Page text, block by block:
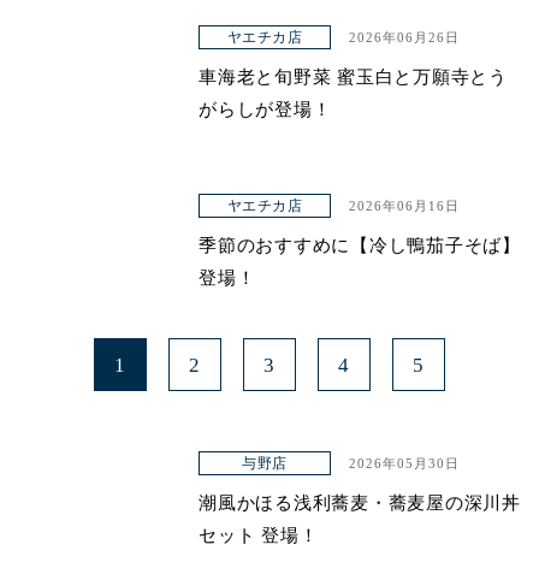
ヤエチカ店 2026年06月26日
車海老と旬野菜 蜜玉白と万願寺とう
がらしが登場！
ヤエチカ店 2026年06月16日
季節のおすすめに【冷し鴨茄子そば】
登場！
1 2 3 4 5
与野店 2026年05月30日
潮風かほる浅利蕎麦・蕎麦屋の深川丼
セット 登場！